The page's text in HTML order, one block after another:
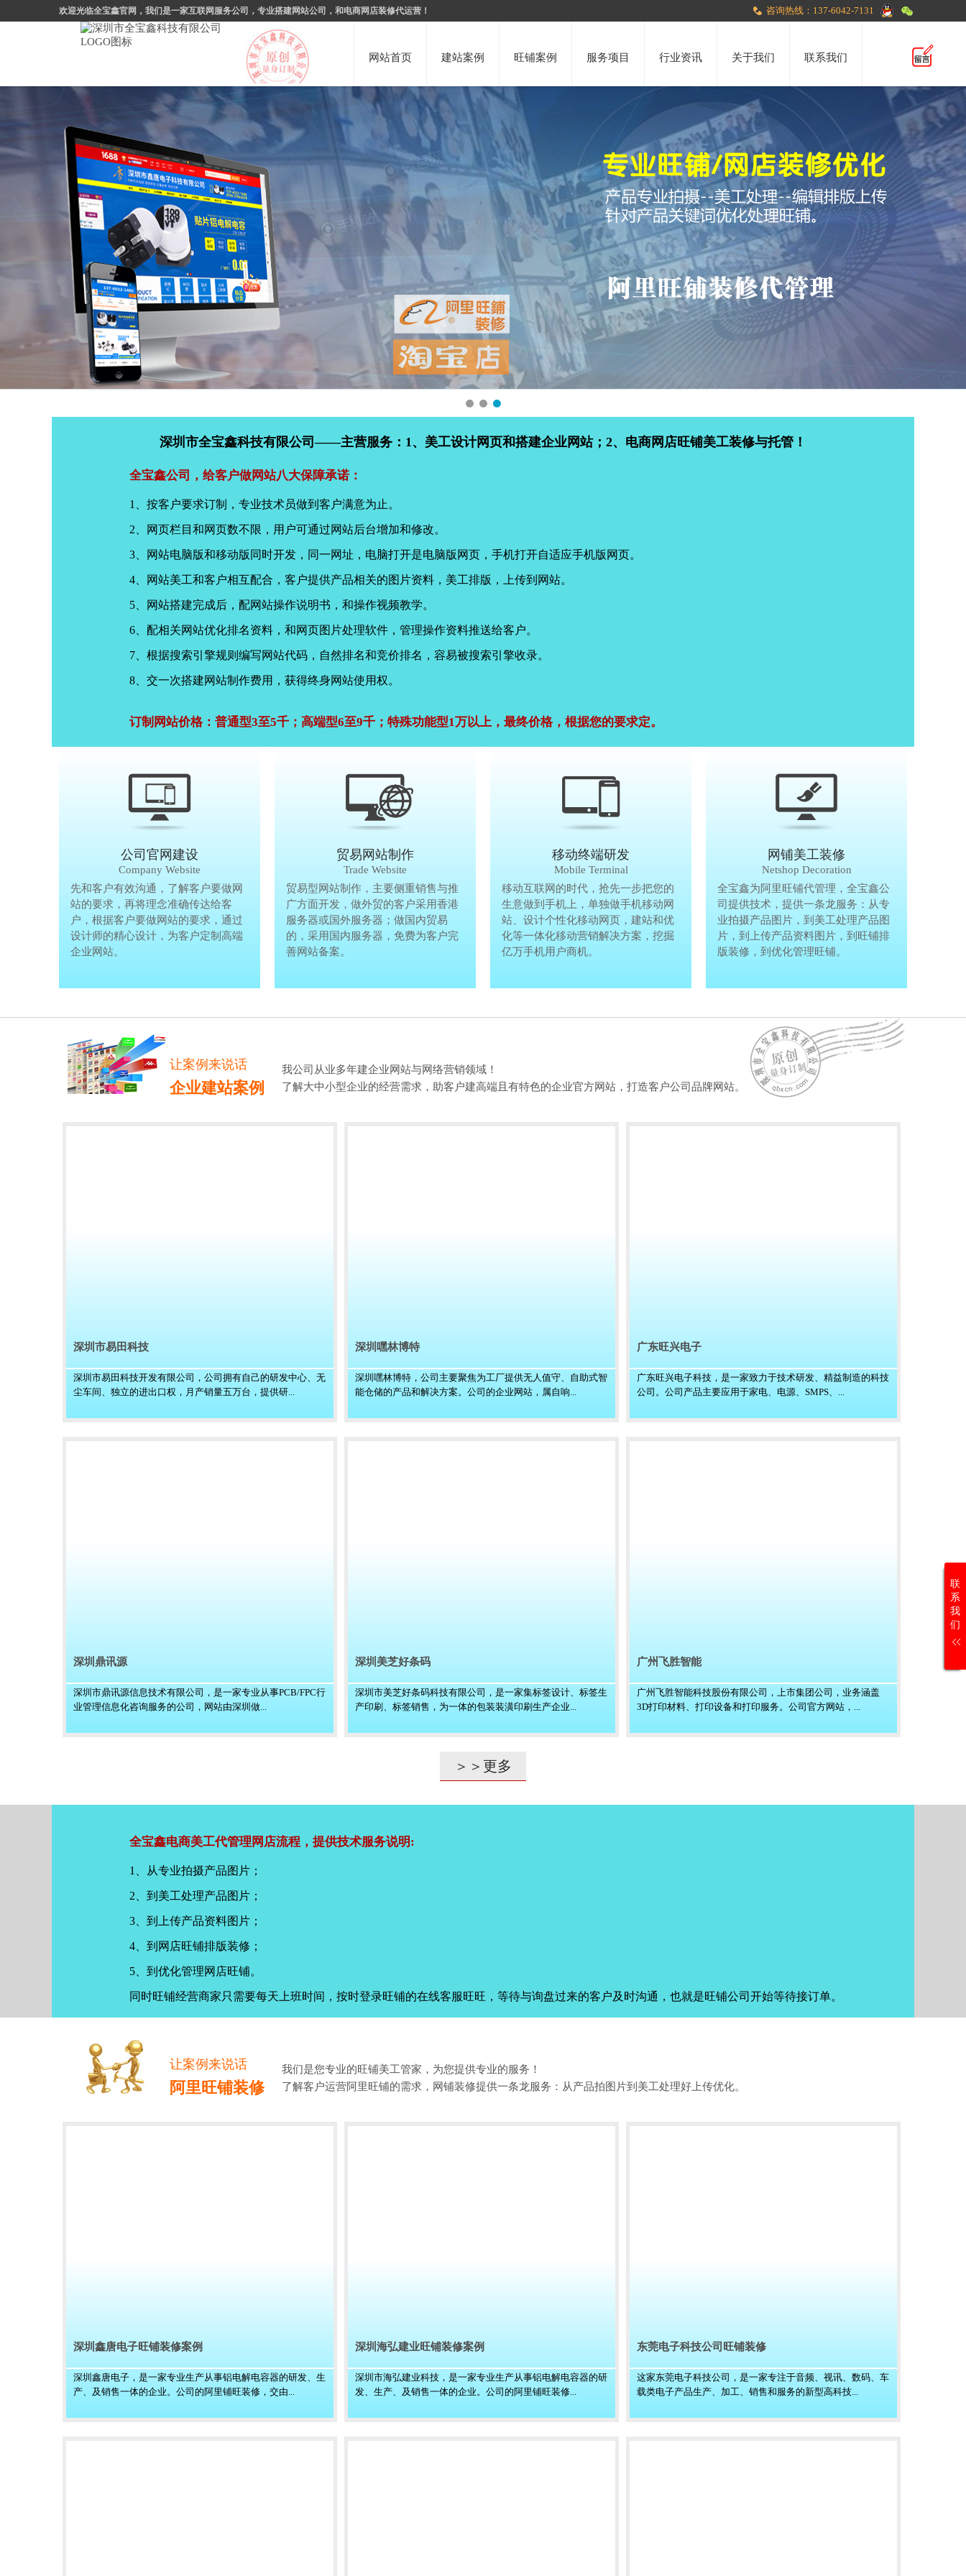
欢迎光临全宝鑫官网，我们是一家互联网服务公司，专业搭建网站公司，和电商网店装修代运营！ 咨询热线：137-6042-7131
网站首页 建站案例 旺铺案例 服务项目 行业资讯 关于我们 联系我们
深圳市全宝鑫科技有限公司——主营服务：1、美工设计网页和搭建企业网站；2、电商网店旺铺美工装修与托管！
全宝鑫公司，给客户做网站八大保障承诺：
1、按客户要求订制，专业技术员做到客户满意为止。
2、网页栏目和网页数不限，用户可通过网站后台增加和修改。
3、网站电脑版和移动版同时开发，同一网址，电脑打开是电脑版网页，手机打开自适应手机版网页。
4、网站美工和客户相互配合，客户提供产品相关的图片资料，美工排版，上传到网站。
5、网站搭建完成后，配网站操作说明书，和操作视频教学。
6、配相关网站优化排名资料，和网页图片处理软件，管理操作资料推送给客户。
7、根据搜索引擎规则编写网站代码，自然排名和竞价排名，容易被搜索引擎收录。
8、交一次搭建网站制作费用，获得终身网站使用权。
订制网站价格：普通型3至5千；高端型6至9千；特殊功能型1万以上，最终价格，根据您的要求定。
公司官网建设
Company Website
先和客户有效沟通，了解客户要做网
站的要求，再将理念准确传达给客
户，根据客户要做网站的要求，通过
设计师的精心设计，为客户定制高端
企业网站。
公司官网建设
Company Website
先和客户有效沟通，了解客户要做网
站的要求，再将理念准确传达给客
户，根据客户要做网站的要求，通过
设计师的精心设计，为客户定制高端
企业网站。
贸易网站制作
Trade Website
贸易型网站制作，主要侧重销售与推
广方面开发，做外贸的客户采用香港
服务器或国外服务器；做国内贸易
的，采用国内服务器，免费为客户完
善网站备案。
贸易网站制作
Trade Website
贸易型网站制作，主要侧重销售与推
广方面开发，做外贸的客户采用香港
服务器或国外服务器；做国内贸易
的，采用国内服务器，免费为客户完
善网站备案。
移动终端研发
Mobile Terminal
移动互联网的时代，抢先一步把您的
生意做到手机上，单独做手机移动网
站、设计个性化移动网页，建站和优
化等一体化移动营销解决方案，挖掘
亿万手机用户商机。
移动终端研发
Mobile Terminal
移动互联网的时代，抢先一步把您的
生意做到手机上，单独做手机移动网
站、设计个性化移动网页，建站和优
化等一体化移动营销解决方案，挖掘
亿万手机用户商机。
网铺美工装修
Netshop Decoration
全宝鑫为阿里旺铺代管理，全宝鑫公
司提供技术，提供一条龙服务：从专
业拍摄产品图片，到美工处理产品图
片，到上传产品资料图片，到旺铺排
版装修，到优化管理旺铺。
让案例来说话
企业建站案例
我公司从业多年建企业网站与网络营销领域！
了解大中小型企业的经营需求，助客户建高端且有特色的企业官方网站，打造客户公司品牌网站。
深圳市易田科技
深圳市易田科技开发有限公司，公司拥有自己的研发中心、无
尘车间、独立的进出口权，月产销量五万台，提供研...
深圳嘿林博特
深圳嘿林博特，公司主要聚焦为工厂提供无人值守、自助式智
能仓储的产品和解决方案。公司的企业网站，属自响...
广东旺兴电子
广东旺兴电子科技，是一家致力于技术研发、精益制造的科技
公司。公司产品主要应用于家电、电源、SMPS、...
深圳鼎讯源
深圳市鼎讯源信息技术有限公司，是一家专业从事PCB/FPC行
业管理信息化咨询服务的公司，网站由深圳做...
深圳美芝好条码
深圳市美芝好条码科技有限公司，是一家集标签设计、标签生
产印刷、标签销售，为一体的包装装潢印刷生产企业...
广州飞胜智能
广州飞胜智能科技股份有限公司，上市集团公司，业务涵盖
3D打印材料、打印设备和打印服务。公司官方网站，...
＞＞更多
全宝鑫电商美工代管理网店流程，提供技术服务说明:
1、从专业拍摄产品图片；
2、到美工处理产品图片；
3、到上传产品资料图片；
4、到网店旺铺排版装修；
5、到优化管理网店旺铺。
同时旺铺经营商家只需要每天上班时间，按时登录旺铺的在线客服旺旺，等待与询盘过来的客户及时沟通，也就是旺铺公司开始等待接订单。
让案例来说话
阿里旺铺装修
我们是您专业的旺铺美工管家，为您提供专业的服务！
了解客户运营阿里旺铺的需求，网铺装修提供一条龙服务：从产品拍图片到美工处理好上传优化。
深圳鑫唐电子旺铺装修案例
深圳鑫唐电子，是一家专业生产从事铝电解电容器的研发、生
产、及销售一体的企业。公司的阿里铺旺装修，交由...
深圳海弘建业旺铺装修案例
深圳市海弘建业科技，是一家专业生产从事铝电解电容器的研
发、生产、及销售一体的企业。公司的阿里铺旺装修...
东莞电子科技公司旺铺装修
这家东莞电子科技公司，是一家专注于音频、视讯、数码、车
载类电子产品生产、加工、销售和服务的新型高科技...
联
系
我
们